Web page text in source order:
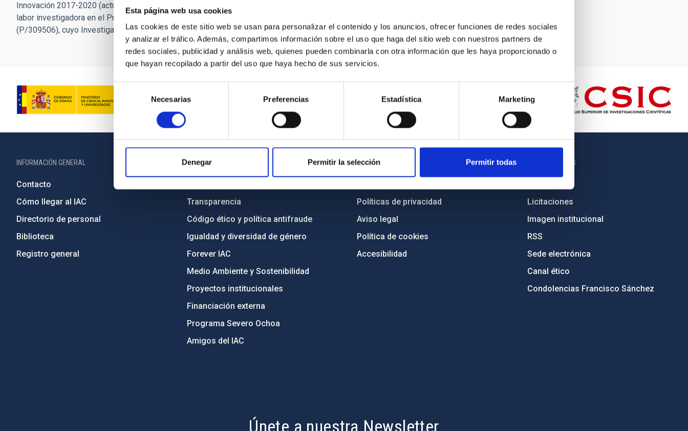
Esta página web usa cookies
Las cookies de este sitio web se usan para personalizar el contenido y los anuncios, ofrecer funciones de redes sociales
y analizar el tráfico. Además, compartimos información sobre el uso que haga del sitio web con nuestros partners de
redes sociales, publicidad y análisis web, quienes pueden combinarla con otra información que les haya proporcionado o
que hayan recopilado a partir del uso que haya hecho de sus servicios.
Selección
de
consentimiento
Necesarias Preferencias Estadística Marketing
Denegar Permitir la selección Permitir todas
Innovación 2017-2020 (actuación Juan de la Cierva-Incorporación), convocatoria 2018, el investigador desarrollará su
labor investigadora en el Proyecto específico de investigación “Estrellas de Baja Masa, enanas Marrones y Planetas”
(P/309506), cuyo Investigador Principal es el Prof. Rafael Rebolo López.
INFORMACIÓN GENERAL
Contacto
Cómo llegar al IAC
Directorio de personal
Biblioteca
Registro general
INFORMACIÓN INSTITUCIONAL
Transparencia
Código ético y política antifraude
Igualdad y diversidad de género
Forever IAC
Medio Ambiente y Sostenibilidad
Proyectos institucionales
Financiación externa
Programa Severo Ochoa
Amigos del IAC
PORTAL DEL IAC
Políticas de privacidad
Aviso legal
Política de cookies
Accesibilidad
OTROS ENLACES
Licitaciones
Imagen institucional
RSS
Sede electrónica
Canal ético
Condolencias Francisco Sánchez
Únete a nuestra Newsletter